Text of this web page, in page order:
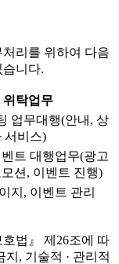
리를 위하여 다음
니다.
위탁업무
업무대행(안내, 상
서비스)
트 대행업무(광고
션, 이벤트 진행)
지, 이벤트 관리
법』 제26조에 따
, 기술적 · 관리적